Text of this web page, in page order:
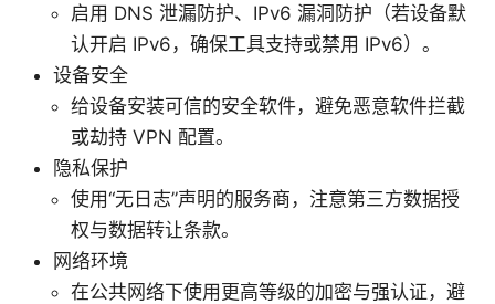
启用 DNS 泄漏防护、IPv6 漏洞防护（若设备默
认开启 IPv6，确保工具支持或禁用 IPv6）。
设备安全
给设备安装可信的安全软件，避免恶意软件拦截
或劫持 VPN 配置。
隐私保护
使用“无日志”声明的服务商，注意第三方数据授
权与数据转让条款。
网络环境
在公共网络下使用更高等级的加密与强认证，避